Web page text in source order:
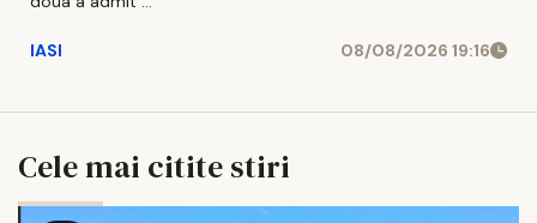
IASI 08/08/2026 19:16
Cele mai citite stiri